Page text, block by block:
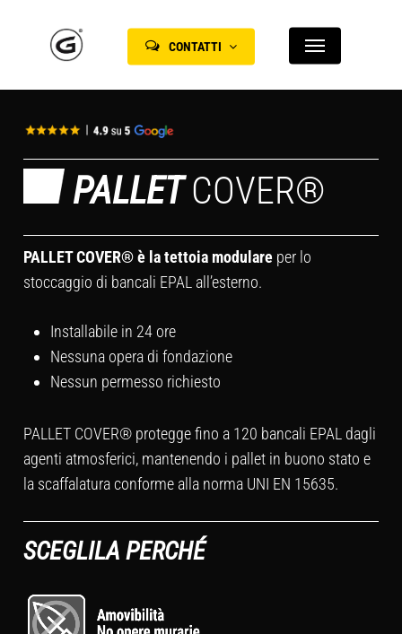
content
Menu
CONTATTI
PALLETCOVER®
PALLET COVER® è la tettoia modulare per lo
stoccaggio di bancali EPAL all’esterno.
Installabile in 24 ore
Nessuna opera di fondazione
Nessun permesso richiesto
PALLET COVER® protegge fino a 120 bancali EPAL dagli
agenti atmosferici, mantenendo i pallet in buono stato e
la scaffalatura conforme alla norma UNI EN 15635.
SCEGLILA PERCHÉ